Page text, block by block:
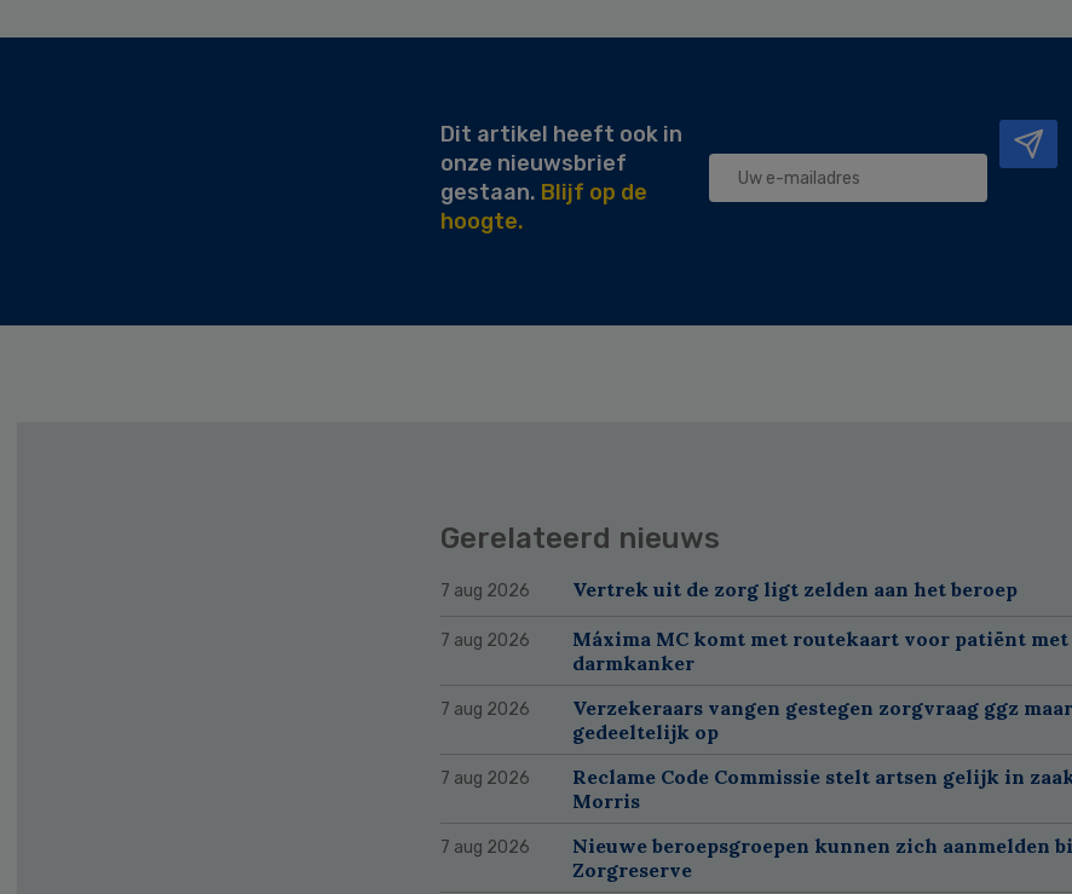
Dit artikel heeft ook in
onze nieuwsbrief
gestaan. Blijf op de
hoogte.
Gerelateerd nieuws
7 aug 2026 Vertrek uit de zorg ligt zelden aan het beroep
7 aug 2026
Máxima MC komt met routekaart voor patiënt met
darmkanker
7 aug 2026
Verzekeraars vangen gestegen zorgvraag ggz maar
gedeeltelijk op
7 aug 2026
Reclame Code Commissie stelt artsen gelijk in
Morris
7 aug 2026
Nieuwe beroepsgroepen kunnen zich aanmelden
Zorgreserve